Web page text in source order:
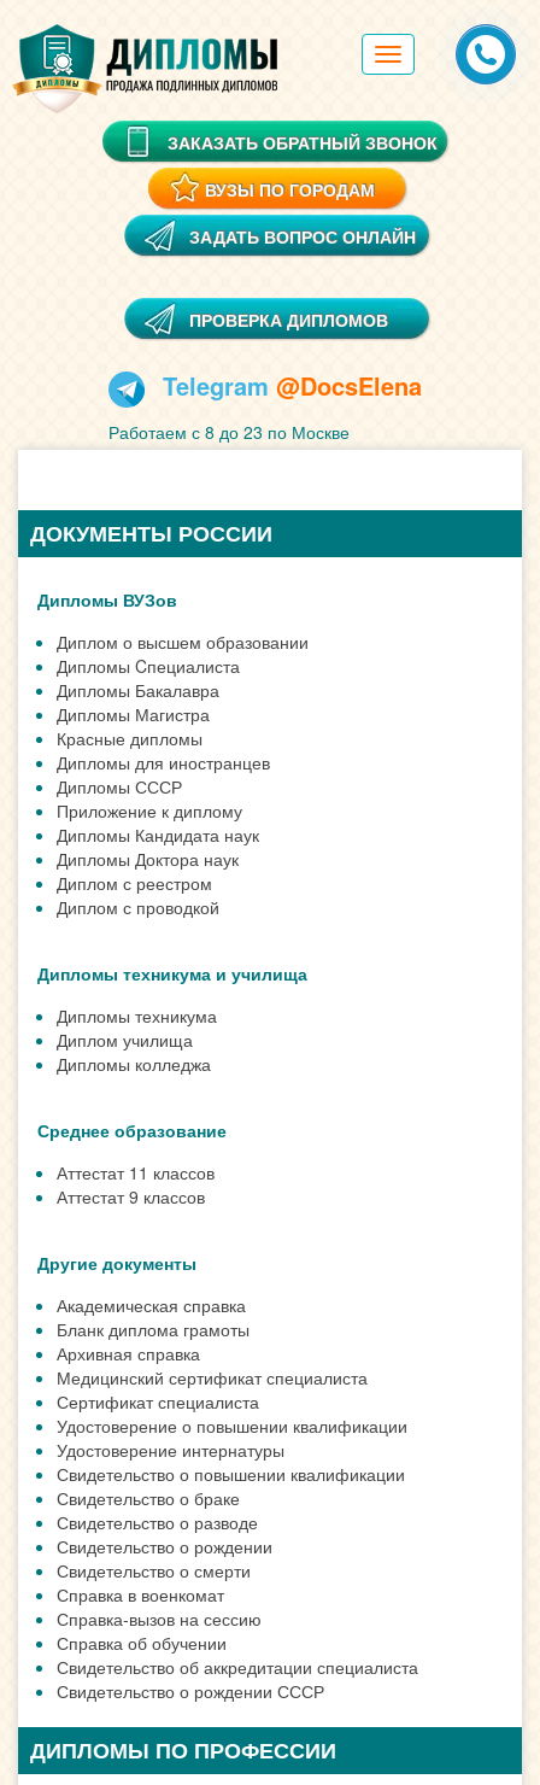
Toggle
navigation
ЗАКАЗАТЬ ОБРАТНЫЙ ЗВОНОК
ВУЗЫ ПО ГОРОДАМ
ЗАДАТЬ ВОПРОС ОНЛАЙН
ПРОВЕРКА ДИПЛОМОВ
Telegram @DocsElena
Работаем с 8 до 23 по Москве
ДОКУМЕНТЫ РОССИИ
Дипломы ВУЗов
Диплом о высшем образовании
Дипломы Cпециалиста
Дипломы Бакалавра
Дипломы Магистра
Красные дипломы
Дипломы для иностранцев
Дипломы СССР
Приложение к диплому
Дипломы Кандидата наук
Дипломы Доктора наук
Диплом с реестром
Диплом с проводкой
Дипломы техникума и училища
Дипломы техникума
Диплом училища
Дипломы колледжа
Среднее образование
Аттестат 11 классов
Аттестат 9 классов
Другие документы
Академическая справка
Бланк диплома грамоты
Архивная справка
Медицинский сертификат специалиста
Сертификат специалиста
Удостоверение о повышении квалификации
Удостоверение интернатуры
Свидетельство о повышении квалификации
Свидетельство о браке
Свидетельство о разводе
Свидетельство о рождении
Свидетельство о смерти
Справка в военкомат
Справка-вызов на сессию
Справка об обучении
Свидетельство об аккредитации специалиста
Свидетельство о рождении СССР
ДИПЛОМЫ ПО ПРОФЕССИИ